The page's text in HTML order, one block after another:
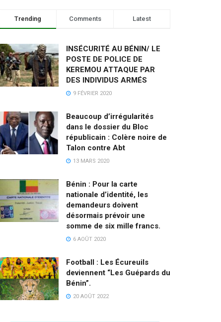
Trending Comments Latest
INSÉCURITÉ AU BÉNIN/ LE
POSTE DE POLICE DE
KEREMOU ATTAQUE PAR
DES INDIVIDUS ARMÉS
9 FÉVRIER 2020
Beaucoup d’irrégularités
dans le dossier du Bloc
républicain : Colère noire de
Talon contre Abt
13 MARS 2020
Bénin : Pour la carte
nationale d’identité, les
demandeurs doivent
désormais prévoir une
somme de six mille francs.
6 AOÛT 2020
Football : Les Écureuils
deviennent “Les Guépards du
Bénin”.
20 AOÛT 2022